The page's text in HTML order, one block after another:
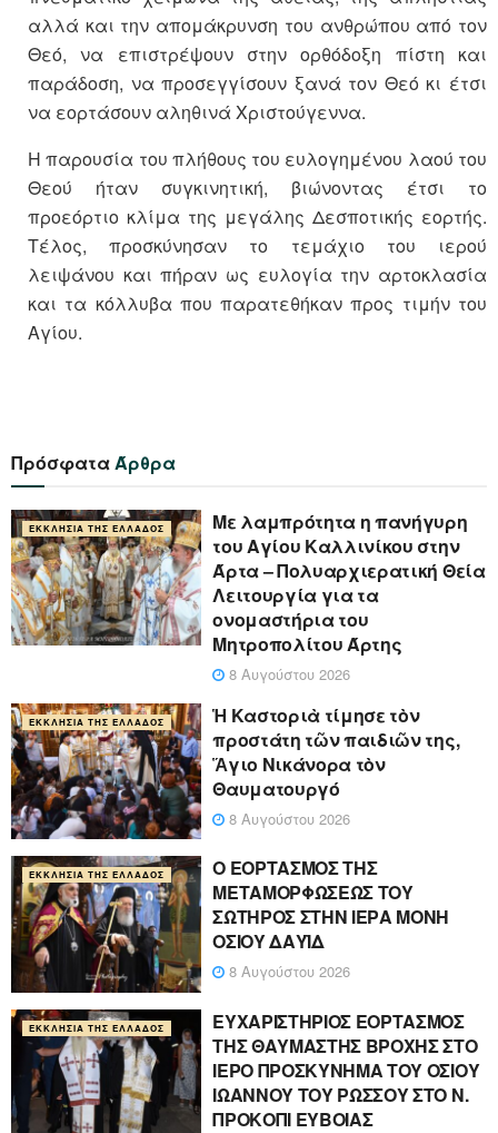
αλλά και την απομάκρυνση του ανθρώπου από τον
Θεό, να επιστρέψουν στην ορθόδοξη πίστη και
παράδοση, να προσεγγίσουν ξανά τον Θεό κι έτσι
να εορτάσουν αληθινά Χριστούγεννα.
Η παρουσία του πλήθους του ευλογημένου λαού του
Θεού ήταν συγκινητική, βιώνοντας έτσι το
προεόρτιο κλίμα της μεγάλης Δεσποτικής εορτής.
Τέλος, προσκύνησαν το τεμάχιο του ιερού
λειψάνου και πήραν ως ευλογία την αρτοκλασία
και τα κόλλυβα που παρατεθήκαν προς τιμήν του
Αγίου.
ΠρόσφαταΆρθρα
ΕΚΚΛΗΣΊΑ ΤΗΣ ΕΛΛΆΔΟΣ
Με λαμπρότητα η πανήγυρη
του Αγίου Καλλινίκου στην
Άρτα – Πολυαρχιερατική Θεία
Λειτουργία για τα
ονομαστήρια του
Μητροπολίτου Άρτης
8 Αυγούστου 2026
ΕΚΚΛΗΣΊΑ ΤΗΣ ΕΛΛΆΔΟΣ
Ἡ Καστοριὰ τίμησε τὸν
προστάτη τῶν παιδιῶν της,
Ἅγιο Νικάνορα τὸν
Θαυματουργό
8 Αυγούστου 2026
ΕΚΚΛΗΣΊΑ ΤΗΣ ΕΛΛΆΔΟΣ
Ο ΕΟΡΤΑΣΜΟΣ ΤΗΣ
ΜΕΤΑΜΟΡΦΩΣΕΩΣ ΤΟΥ
ΣΩΤΗΡΟΣ ΣΤΗΝ ΙΕΡΑ ΜΟΝΗ
ΟΣΙΟΥ ΔΑΥΪΔ
8 Αυγούστου 2026
ΕΚΚΛΗΣΊΑ ΤΗΣ ΕΛΛΆΔΟΣ
ΕΥΧΑΡΙΣΤΗΡΙΟΣ ΕΟΡΤΑΣΜΟΣ
ΤΗΣ ΘΑΥΜΑΣΤΗΣ ΒΡΟΧΗΣ ΣΤΟ
ΙΕΡΟ ΠΡΟΣΚΥΝΗΜΑ ΤΟΥ ΟΣΙΟΥ
ΙΩΑΝΝΟΥ ΤΟΥ ΡΩΣΣΟΥ ΣΤΟ Ν.
ΠΡΟΚΟΠΙ ΕΥΒΟΙΑΣ